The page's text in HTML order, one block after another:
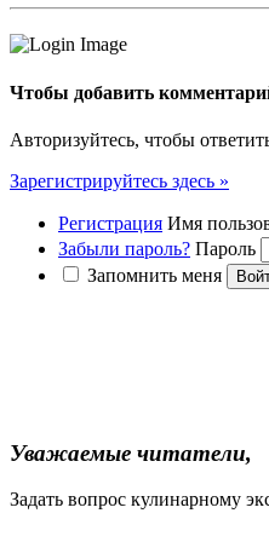
Чтобы добавить
Авторизуйтесь, чтобы
Зарегистрируйтесь здесь »
Регистрация Имя
Забыли пароль? Пароль
Запомнить меня
Уважаемые читатели,
Задать вопрос кулинарному